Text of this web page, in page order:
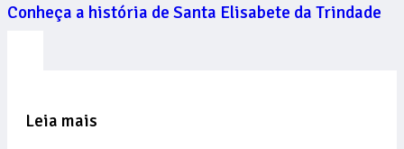
Conheça a história de Santa Elisabete da Trindade
Leia mais